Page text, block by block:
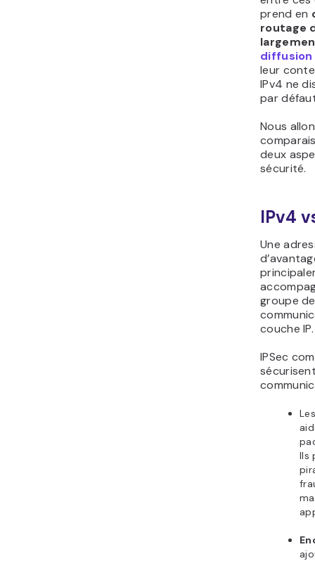
prend en
routage
leur
IPv4 ne
par
Nous
deux
sécurité.
IPv4
Une
groupe
couche IP.
IPSec
Ils